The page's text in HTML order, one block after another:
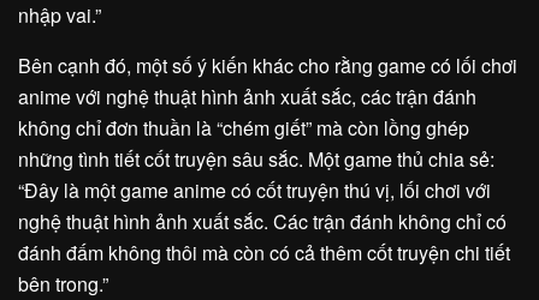
nhập vai.”
Bên cạnh đó, một số ý kiến khác cho rằng game có lối chơi
anime với nghệ thuật hình ảnh xuất sắc, các trận đánh
không chỉ đơn thuần là “chém giết” mà còn lồng ghép
những tình tiết cốt truyện sâu sắc. Một game thủ chia sẻ:
“Đây là một game anime có cốt truyện thú vị, lối chơi với
nghệ thuật hình ảnh xuất sắc. Các trận đánh không chỉ có
đánh đấm không thôi mà còn có cả thêm cốt truyện chi tiết
bên trong.”